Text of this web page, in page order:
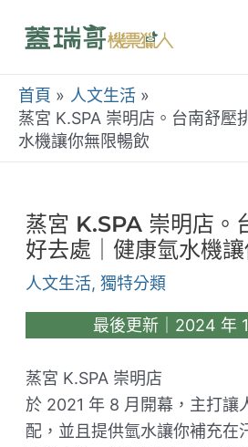
首頁
人文生活
蒸宮 K.SPA 崇明店。台南舒壓
水機讓你無限暢飲
蒸宮 K.SPA 崇明店。
好去處｜健康氫水機
人文生活, 獨特分類
最後更新｜2024 年
蒸宮 K.SPA 崇明店
於 2021 年 8 月開幕，主打讓
配，並且提供氫水讓你補充在